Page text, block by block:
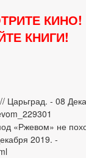
КИНО!
КНИГИ!
- 08
«Ржевом» не
2019. -